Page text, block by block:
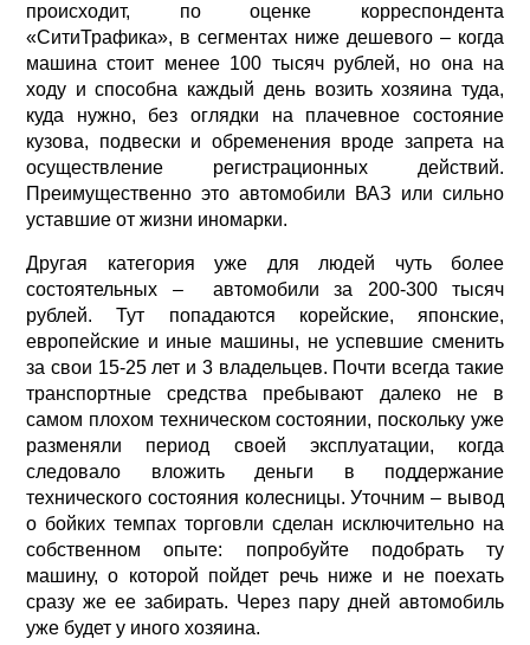
происходит, по оценке корреспондента
«СитиТрафика», в сегментах ниже дешевого – когда
машина стоит менее 100 тысяч рублей, но она на
ходу и способна каждый день возить хозяина туда,
куда нужно, без оглядки на плачевное состояние
кузова, подвески и обременения вроде запрета на
осуществление регистрационных действий.
Преимущественно это автомобили ВАЗ или сильно
уставшие от жизни иномарки.
Другая категория уже для людей чуть более
состоятельных – автомобили за 200-300 тысяч
рублей. Тут попадаются корейские, японские,
европейские и иные машины, не успевшие сменить
за свои 15-25 лет и 3 владельцев. Почти всегда такие
транспортные средства пребывают далеко не в
самом плохом техническом состоянии, поскольку уже
разменяли период своей эксплуатации, когда
следовало вложить деньги в поддержание
технического состояния колесницы. Уточним – вывод
о бойких темпах торговли сделан исключительно на
собственном опыте: попробуйте подобрать ту
машину, о которой пойдет речь ниже и не поехать
сразу же ее забирать. Через пару дней автомобиль
уже будет у иного хозяина.